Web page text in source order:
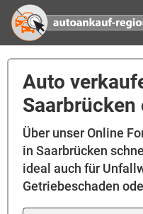
Auto
Über unser Online
in Saarbrücken
ideal auch für
Getriebeschaden